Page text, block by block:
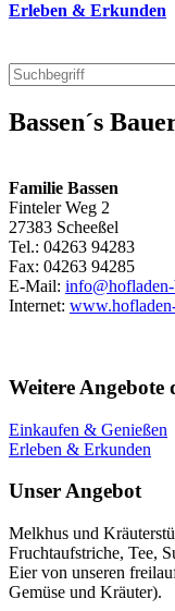
Erleben & Erkunden
Bassen´s
Familie Bassen
Finteler Weg 2
27383 Scheeßel
Tel.: 04263 94283
Fax: 04263 94285
E-Mail: info@hofladen-
Internet:
Weitere Angebote
Einkaufen & Genießen
Erleben & Erkunden
Unser Angebot
Melkhus und
Fruchtaufstriche, Tee,
Eier von unseren
Gemüse und Kräuter).